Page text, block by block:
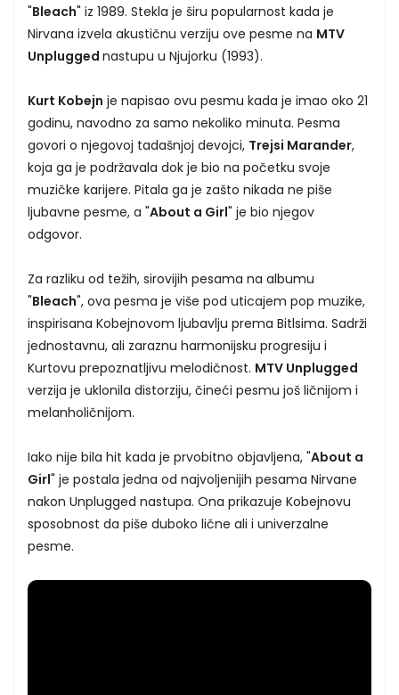
"Bleach" iz 1989. Stekla je širu popularnost kada je
Nirvana izvela akustičnu verziju ove pesme na MTV
Unplugged nastupu u Njujorku (1993).
Kurt Kobejn je napisao ovu pesmu kada je imao oko 21
godinu, navodno za samo nekoliko minuta. Pesma
govori o njegovoj tadašnjoj devojci, Trejsi Marander,
koja ga je podržavala dok je bio na početku svoje
muzičke karijere. Pitala ga je zašto nikada ne piše
ljubavne pesme, a "About a Girl" je bio njegov
odgovor.
Za razliku od težih, sirovijih pesama na albumu
"Bleach", ova pesma je više pod uticajem pop muzike,
inspirisana Kobejnovom ljubavlju prema Bitlsima. Sadrži
jednostavnu, ali zaraznu harmonijsku progresiju i
Kurtovu prepoznatljivu melodičnost. MTV Unplugged
verzija je uklonila distorziju, čineći pesmu još ličnijom i
melanholičnijom.
Iako nije bila hit kada je prvobitno objavljena, "About a
Girl" je postala jedna od najvoljenijih pesama Nirvane
nakon Unplugged nastupa. Ona prikazuje Kobejnovu
sposobnost da piše duboko lične ali i univerzalne
pesme.